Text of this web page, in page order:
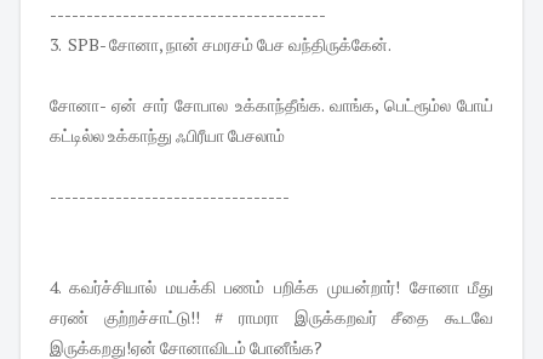
--------------------------------------
3. SPB- சோனா, நான் சமரசம் பேச வந்திருக்கேன்.
சோனா- ஏன் சார் சோபால உக்காந்தீங்க. வாங்க, பெட்ரூம்ல போய்
கட்டில்ல உக்காந்து ஃபிரீயா பேசலாம்
---------------------------------
4. கவர்ச்சியால் மயக்கி பணம் பறிக்க முயன்றார்! சோனா மீது
சரண் குற்றச்சாட்டு!! # ராமரா இருக்கறவர் சீதை கூடவே
இருக்கறது!ஏன் சோனாவிடம் போனீங்க?